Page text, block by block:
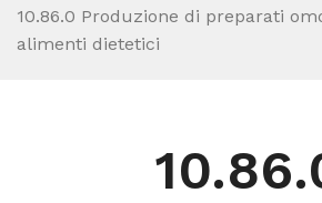
CODICE FISCALE
10.86.0 Produzione di preparati
alimenti dietetici